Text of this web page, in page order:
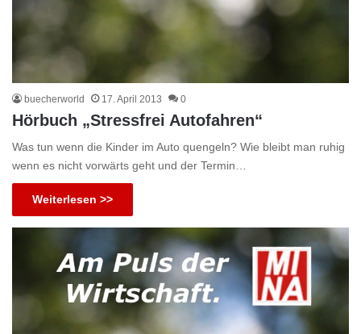
buecherworld 17. April 2013 0
Hörbuch „Stressfrei Autofahren“
Was tun wenn die Kinder im Auto quengeln? Wie bleibt man ruhig
wenn es nicht vorwärts geht und der Termin…
Weiterlesen >>